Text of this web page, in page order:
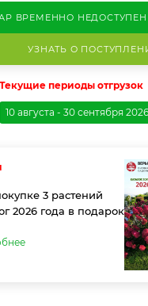
ВРЕМЕННО
УЗНАТЬ О
Текущие периоды отгрузок
10 августа - 30 сентября
3 растений
2026 года в подарок